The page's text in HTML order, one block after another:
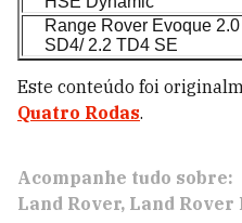
Range Rover Evoque 2.0
SD4/ 2.2 TD4 SE
Este conteúdo foi
Quatro Rodas.
Acompanhe tudo sobre:
Land Rover Land Rover